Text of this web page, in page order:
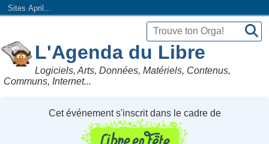
Sites April...
L'Agenda du Libre
Logiciels, Arts, Données, Matériels, Contenus,
Communs, Internet...
Cet événement s'inscrit dans le cadre de